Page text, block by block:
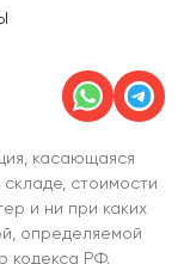
касающаяся
стоимости
и ни при каких
определяемой
кодекса РФ.